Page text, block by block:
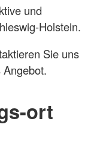
und
Holstein.
Sie uns
ort